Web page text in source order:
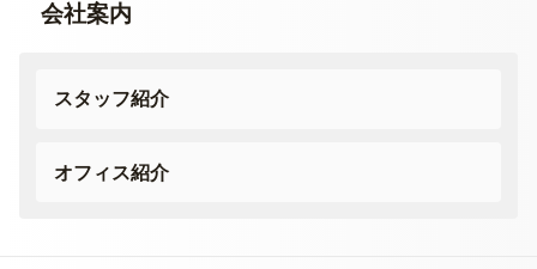
会社案内
スタッフ紹介
オフィス紹介